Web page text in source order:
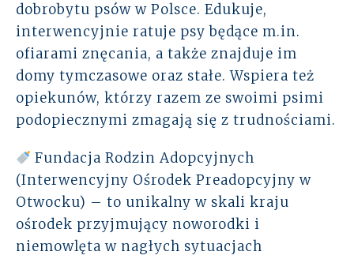
dobrobytu psów w Polsce. Edukuje,
interwencyjnie ratuje psy będące m.in.
ofiarami znęcania, a także znajduje im
domy tymczasowe oraz stałe. Wspiera też
opiekunów, którzy razem ze swoimi psimi
podopiecznymi zmagają się z trudnościami.
Fundacja Rodzin Adopcyjnych
(Interwencyjny Ośrodek Preadopcyjny w
Otwocku) – to unikalny w skali kraju
ośrodek przyjmujący noworodki i
niemowlęta w nagłych sytuacjach